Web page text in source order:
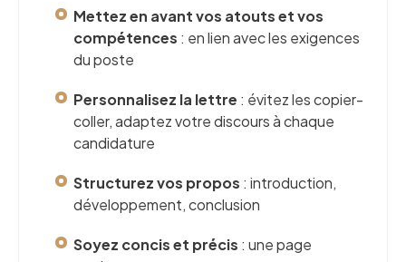
Mettez en avant vos atouts et vos
compétences : en lien avec les exigences
du poste
Personnalisez la lettre : évitez les copier-
coller, adaptez votre discours à chaque
candidature
Structurez vos propos : introduction,
développement, conclusion
Soyez concis et précis : une page